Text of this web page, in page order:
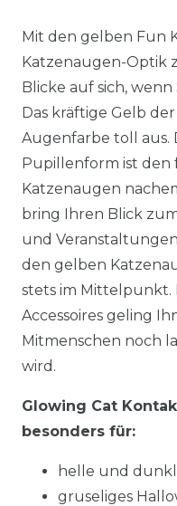
Mit den gelben Fun
Katzenaugen-Optik
Blicke auf sich,
Das kräftige Gelb
Augenfarbe toll aus.
Pupillenform ist den
Katzenaugen
bring Ihren Blick
und
den gelben
stets im Mittelpunkt.
Accessoires geling
Mitmenschen noch
wird.
Glowing Cat
besonders für:
helle und
gruseliges